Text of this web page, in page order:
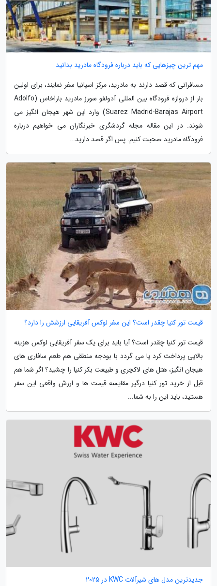
مهم ترین چیزهایی که باید درباره فرودگاه مادرید بدانید
مسافرانی که قصد دارند به مادرید، مرکز اسپانیا سفر نمایند، برای اولین
بار از دروازه فرودگاه بین المللی آدولفو سورز مادرید باراخاس (Adolfo
Suarez Madrid-Barajas Airport) وارد این شهر هیجان انگیز می
شوند. در این مقاله مجله گردشگری خبرنگاران می خواهیم درباره
فرودگاه مادرید صحبت کنیم. پس اگر قصد دارید...
قیمت تور کنیا چقدر است؟ این سفر لوکس آفریقایی ارزشش را دارد؟
قیمت تور کنیا چقدر است؟ آیا باید برای یک سفر آفریقایی لوکس هزینه
بالایی پرداخت کرد یا می گردد با بودجه منطقی هم طعم سافاری های
هیجان انگیز، هتل های لاکچری و طبیعت بکر کنیا را چشید؟ اگر شما هم
قبل از خرید تور کنیا درگیر مقایسه قیمت ها و ارزش واقعی این سفر
هستید، باید این را به شما...
جدیدترین مدل های شیرآلات KWC در 2025